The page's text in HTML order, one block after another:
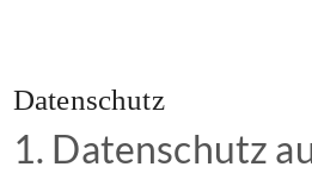
Datenschutz
1. Datenschutz